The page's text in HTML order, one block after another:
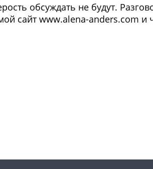
обсуждать не будут.
сайт www.alena-anders.com и